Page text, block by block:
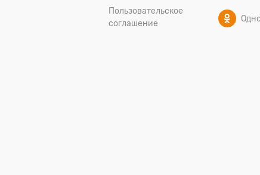
Пользовательское
соглашение